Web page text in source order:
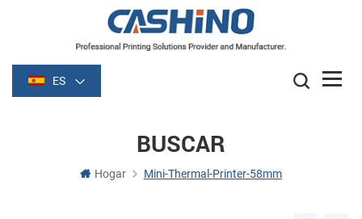
ES
BUSCAR
Hogar Mini-Thermal-Printer-58mm